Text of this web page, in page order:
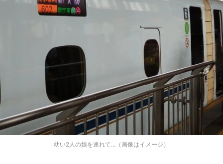
幼い2人の娘を連れて...（画像はイメージ）